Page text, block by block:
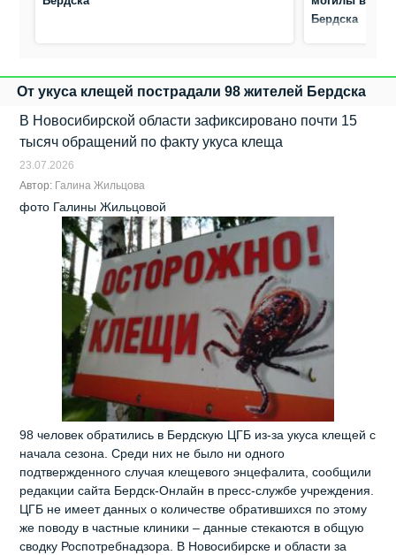
Бердска
От укуса клещей пострадали 98 жителей Бердска
В Новосибирской области зафиксировано почти 15
тысяч обращений по факту укуса клеща
23.07.2026
Автор: Галина Жильцова
фото Галины Жильцовой
98 человек обратились в Бердскую ЦГБ из-за укуса клещей с
начала сезона. Среди них не было ни одного
подтвержденного случая клещевого энцефалита, сообщили
редакции сайта Бердск-Онлайн в пресс-службе учреждения.
ЦГБ не имеет данных о количестве обратившихся по этому
же поводу в частные клиники – данные стекаются в общую
сводку Роспотребнадзора. В Новосибирске и области за